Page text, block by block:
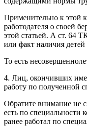
Применительно к этой
работодателя о своей
этой статьей. А ст. 64
или факт наличия
То есть
4. Лиц, окончивших
работу по полученной
Обратите внимание не
есть по специальности
ранее работал по